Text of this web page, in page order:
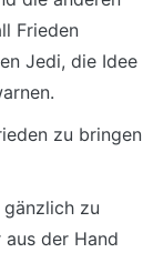
Frieden
Jedi, die Idee
zu bringen
zu
der Hand